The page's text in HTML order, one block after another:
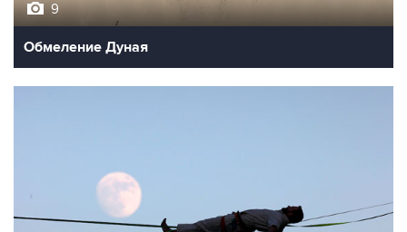
9
Обмеление Дуная